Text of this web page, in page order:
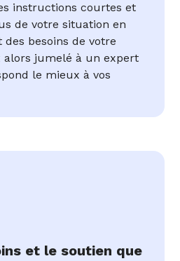
instructions courtes et
de votre situation en
besoins de votre
alors jumelé à un expert
le mieux à vos
et le soutien que